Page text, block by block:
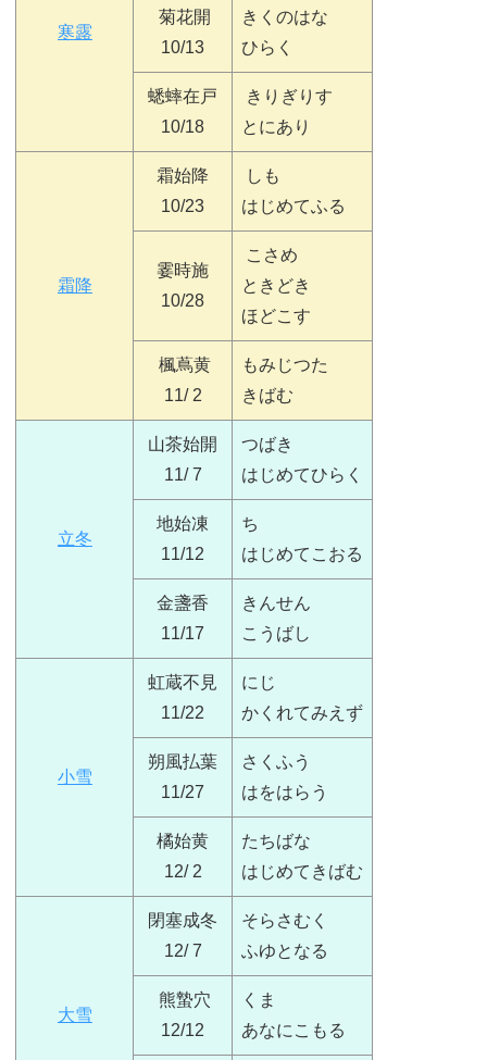
寒露
菊花開
10/13
きくのはな
ひらく
蟋蟀在戸
10/18
きりぎりす
とにあり
霜降
霜始降
10/23
しも
はじめてふる
霎時施
10/28
こさめ
ときどき
ほどこす
楓蔦黄
11/ 2
もみじつた
きばむ
立冬
山茶始開
11/ 7
つばき
はじめてひらく
地始凍
11/12
ち
はじめてこおる
金盞香
11/17
きんせん
こうばし
小雪
虹蔵不見
11/22
にじ
かくれてみえず
朔風払葉
11/27
さくふう
はをはらう
橘始黄
12/ 2
たちばな
はじめてきばむ
大雪
閉塞成冬
12/ 7
そらさむく
ふゆとなる
熊蟄穴
12/12
くま
あなにこもる